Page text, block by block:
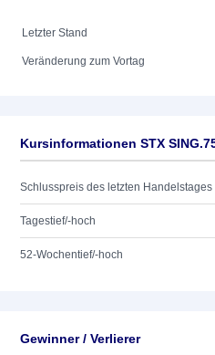
Letzter Stand
Veränderung zum Vortag
Kursinformationen STX
Schlusspreis des letzten Handelstages
Tagestief/-hoch
52-Wochentief/-hoch
Gewinner / Verlierer